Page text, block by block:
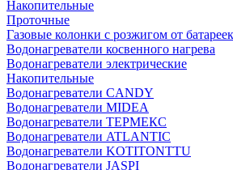
Накопительные
Проточные
Газовые колонки с розжигом от батареек
Водонагреватели косвенного нагрева
Водонагреватели электрические
Накопительные
Водонагреватели CANDY
Водонагреватели MIDEA
Водонагреватели ТЕРМЕКС
Водонагреватели ATLANTIC
Водонагреватели KOTITONTTU
Водонагреватели JASPI